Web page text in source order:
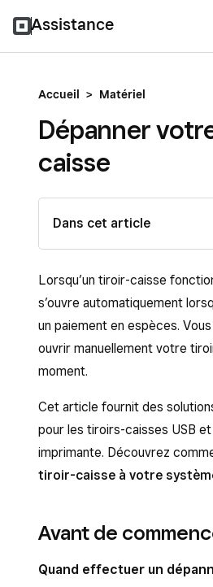
Assistance
Accueil > Matériel
Dépanner
caisse
Dans cet article
Lorsqu’un tiroir-caisse
s’ouvre automatiquement
un paiement en espèces.
ouvrir manuellement votre
moment.
Cet article fournit des
pour les tiroirs-caisses USB
imprimante. Découvrez
tiroir-caisse à votre
Avant de
Quand effectuer un